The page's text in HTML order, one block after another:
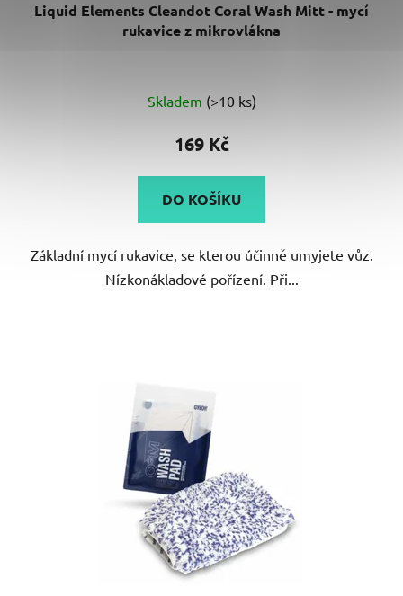
Liquid Elements Cleandot Coral Wash Mitt - mycí
rukavice z mikrovlákna
Skladem (>10 ks)
169 Kč
DO KOŠÍKU
Základní mycí rukavice, se kterou účinně umyjete vůz.
Nízkonákladové pořízení. Při...